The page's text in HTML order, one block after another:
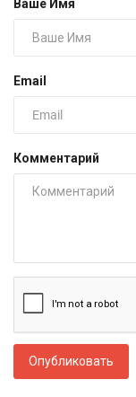
Ваше Имя
Email
Комментарий
Опубликовать